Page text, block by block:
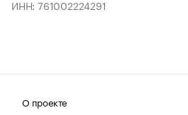
ИНН: 761002224291
О проекте